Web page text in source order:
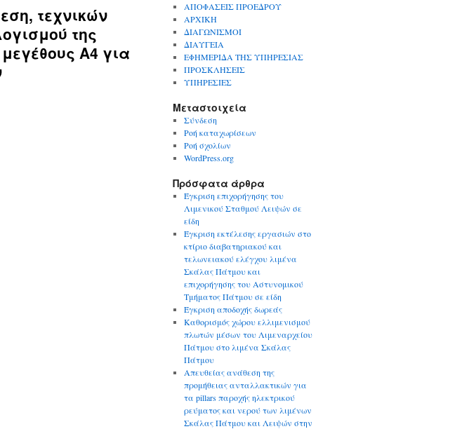
τεχνικών
της
Α4 για
ΑΠΟΦΑΣΕΙΣ ΠΡΟΕΔΡΟΥ
ΑΡΧΙΚΗ
ΔΙΑΓΩΝΙΣΜΟΙ
ΔΙΑΥΓΕΙΑ
ΕΦΗΜΕΡΙΔΑ ΤΗΣ ΥΠΗΡΕΣΙΑΣ
ΠΡΟΣΚΛΗΣΕΙΣ
ΥΠΗΡΕΣΙΕΣ
Μεταστοιχεία
Σύνδεση
Ροή καταχωρίσεων
Ροή σχολίων
WordPress.org
Πρόσφατα άρθρα
Έγκριση επιχορήγησης του
Λιμενικού Σταθμού Λειψών σε
είδη
Έγκριση εκτέλεσης εργασιών στο
κτίριο διαβατηριακού και
τελωνειακού ελέγχου λιμένα
Σκάλας Πάτμου και
επιχορήγησης του Αστυνομικού
Τμήματος Πάτμου σε είδη
Έγκριση αποδοχής δωρεάς
Καθορισμός χώρου ελλιμενισμού
πλωτών μέσων του Λιμεναρχείου
Πάτμου στο λιμένα Σκάλας
Πάτμου
Απευθείας ανάθεση της
προμήθειας ανταλλακτικών για
τα pillars παροχής ηλεκτρικού
ρεύματος και νερού των λιμένων
Σκάλας Πάτμου και Λειψών στην